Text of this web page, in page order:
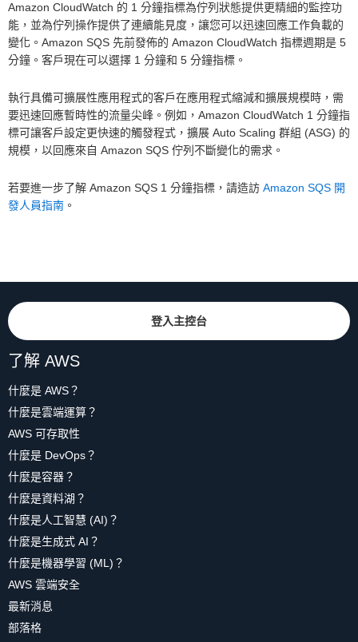
Amazon CloudWatch 的 1 分鐘指標為佇列狀態提供更精細的監控功
能，並為佇列操作提供了連續能見度，讓您可以迅速回應工作負載的
變化。Amazon SQS 先前發佈的 Amazon CloudWatch 指標週期是 5
分鐘。客戶現在可以選擇 1 分鐘和 5 分鐘指標。
執行具備可擴展性應用程式的客戶在應用程式縮減和擴展規模時，需
要迅速回應暫時性的流量尖峰。例如，Amazon CloudWatch 1 分鐘指
標可讓客戶設定更快速的觸發程式，擴展 Auto Scaling 群組 (ASG) 的
規模，以回應來自 Amazon SQS 佇列不斷變化的需求。
若要進一步了解 Amazon SQS 1 分鐘指標，請造訪 Amazon SQS 開
發人員指南 。
登入主控台
了解 AWS
什麼是 AWS？
什麼是雲端運算？
AWS 可存取性
什麼是 DevOps？
什麼是容器？
什麼是資料湖？
什麼是人工智慧 (AI)？
什麼是生成式 AI？
什麼是機器學習 (ML)？
AWS 雲端安全
最新消息
部落格